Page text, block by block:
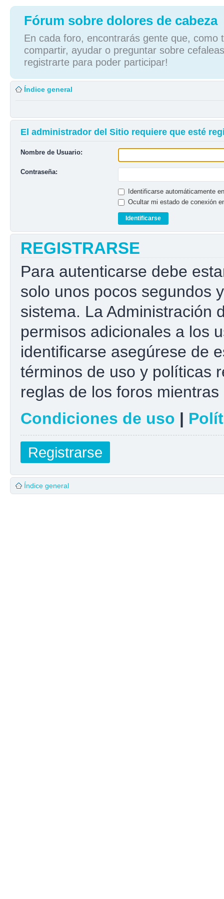
Fórum sobre dolores de cabeza
En cada foro, encontrarás gente que, como
compartir, ayudar o preguntar sobre
registrarte para poder participar!
Índice general
El administrador del Sitio requiere que esté
Nombre de Usuario:
Contraseña:
Identificarse automáticamente
Ocultar mi estado de conexión
REGISTRARSE
Para autenticarse debe
solo unos pocos segundos
sistema. La Administración
permisos adicionales a los
identificarse asegúrese de
términos de uso y políticas
reglas de los foros
Condiciones de uso |
Registrarse
Índice general